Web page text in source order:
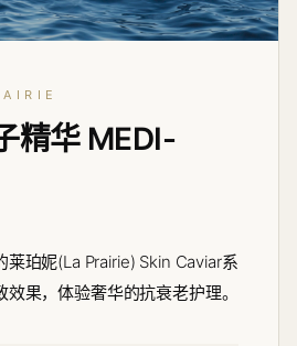
精华MEDI-
珀妮(La Prairie) Skin Caviar系
果，体验奢华的抗衰老护理。